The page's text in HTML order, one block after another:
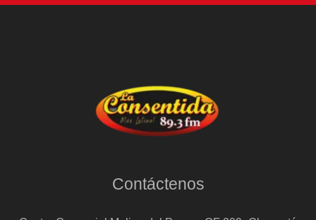
Contáctenos